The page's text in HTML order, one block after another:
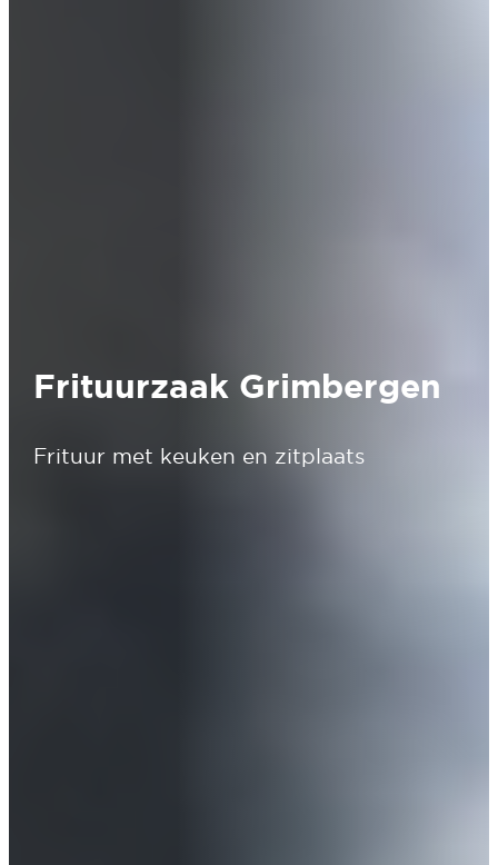
Frituurzaak Grimbergen
Frituur met keuken en zitplaats